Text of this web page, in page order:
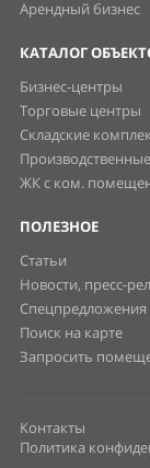
Арендный бизнес
КАТАЛОГ
Бизнес-центры
Торговые центры
Складские
ЖК с ком.
ПОЛЕЗНОЕ
Статьи
Новости, пресс-
Спецпредложения
Поиск на карте
Запросить
Контакты
Политика